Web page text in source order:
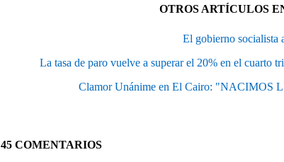
OTROS ARTÍCULOS
El gobierno socialista
La tasa de paro vuelve a superar el 20% en el cuarto
Clamor Unánime en El Cairo: "NACIMOS
45 COMENTARIOS